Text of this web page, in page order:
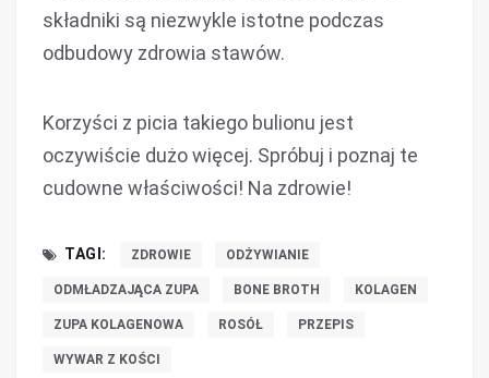
składniki są niezwykle istotne podczas
odbudowy zdrowia stawów.
Korzyści z picia takiego bulionu jest
oczywiście dużo więcej. Spróbuj i poznaj te
cudowne właściwości! Na zdrowie!
TAGI: ZDROWIE ODŻYWIANIE
ODMŁADZAJĄCA ZUPA BONE BROTH KOLAGEN
ZUPA KOLAGENOWA ROSÓŁ PRZEPIS
WYWAR Z KOŚCI